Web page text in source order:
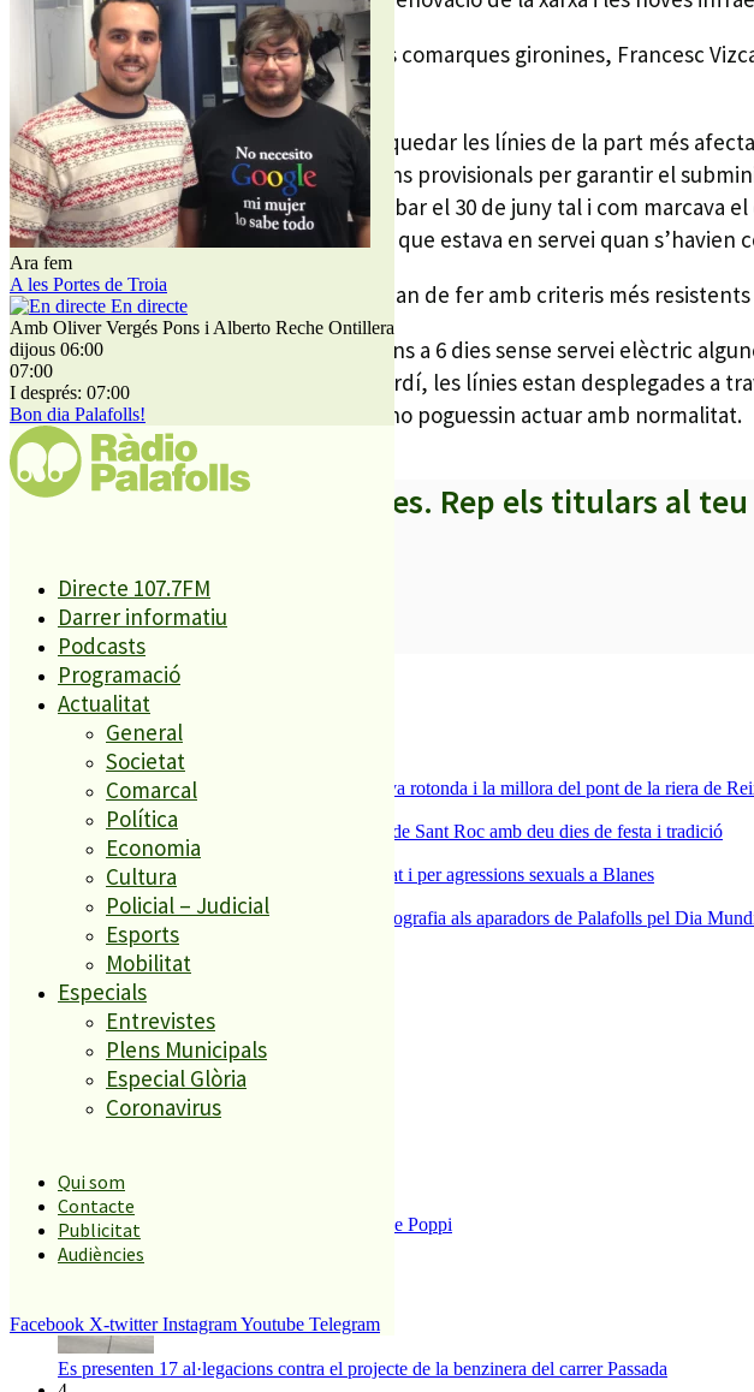
Ara fem
A les Portes de Troia
En directe
Amb Oliver Vergés Pons i Alberto Reche Ontillera
dijous 06:00
07:00
I després: 07:00
Bon dia Palafolls!
Directe 107.7FM
Darrer informatiu
Podcasts
Programació
Actualitat
General
Societat
Comarcal
Política
Economia
Cultura
Policial – Judicial
Esports
Mobilitat
Especials
Entrevistes
Plens Municipals
Especial Glòria
Coronavirus
Qui som
Contacte
Publicitat
Audiències
Facebook X-twitter InstagramYoutube Telegram
Segons el director de la companyia a les comarques gironines, Francesc
hauria tantes avaries com fa un any”.
El motiu és sobretot l’estat en què van quedar les línies de la part més
l’apagada, primer es van buscar solucions provisionals per garantir el
xarxa malmesa, una operació que va acabar el 30 de juny tal i com
normativa vigent, més garantista que la que estava en servei quan
Per tant, les torres i els seus suports s’han de fer amb criteris més
A PLF en canvi, on la nevada va deixar fins a 6 dies sense servei elèctric
en el cas d’una nova nevada. A Ciutat Jardí, les línies estan desplegades a
l’apagada, que les maquines llevaneus no poguessin actuar amb normalitat.
A partir d’ara no et perdis res. Rep els titulars al
SUBSCRIURE’M
És tendència ara
ESPORTS CAP DE SETMANA
S’aprova definitivament el projecte de la nova rotonda i la millora del pont de la riera de
Malgrat de Mar enceta demà la Festa Major de Sant Roc amb deu dies de festa i tradició
Dos detinguts per robatoris violents a Malgrat i per agressions sexuals a Blanes
L’ACEP i l’AFIC s’uneixen per portar la fotografia als aparadors de Palafolls pel Dia
El més llegit
ESPORTS CAP DE SETMANA
Enxampat l’autor de les pintades a la plaça de Poppi
3
Es presenten 17 al·legacions contra el projecte de la benzinera del carrer Passada